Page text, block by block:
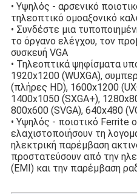
• Υψηλός - αρσενικό
τηλεοπτικό ομοαξονικό
• Συνδέστε μια
το όργανο ελέγχου, τον
συσκευή VGA
• Τηλεοπτικά ψηφίσματα
1920x1200 (WUXGA),
(πλήρες HD), 1600x1200
1400x1050 (SXGA+),
800x600 (SVGA), 640x480
• Υψηλός - ποιοτικό Ferrite
ελαχιστοποιήσουν τη
ηλεκτρική παρέμβαση
προστατεύσουν από την
(EMI) και την παρέμβαση